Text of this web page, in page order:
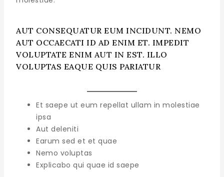
AUT CONSEQUATUR EUM INCIDUNT. NEMO
AUT OCCAECATI ID AD ENIM ET. IMPEDIT
VOLUPTATE ENIM AUT IN EST. ILLO
VOLUPTAS EAQUE QUIS PARIATUR
Et saepe ut eum repellat ullam in molestiae
ipsa
Aut deleniti
Earum sed et et quae
Nemo voluptas
Explicabo qui quae id saepe